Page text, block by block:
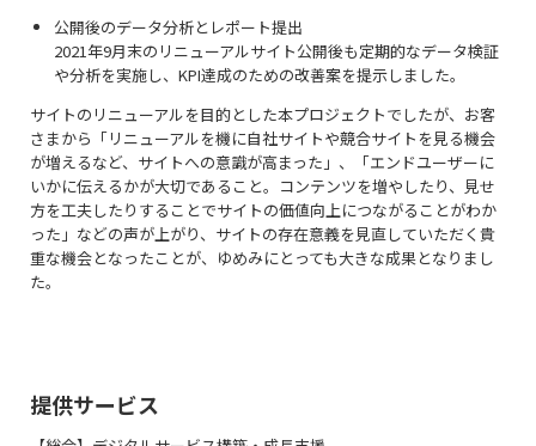
公開後のデータ分析とレポート提出
2021年9月末のリニューアルサイト公開後も定期的なデータ検証
や分析を実施し、KPI達成のための改善案を提⽰しました。
サイトのリニューアルを目的とした本プロジェクトでしたが、お客
さまから「リニューアルを機に⾃社サイトや競合サイトを見る機会
が増えるなど、サイトへの意識が高まった」、「エンドユーザーに
いかに伝えるかが大切であること。コンテンツを増やしたり、見せ
方を工夫したりすることでサイトの価値向上につながることがわか
った」などの声が上がり、サイトの存在意義を⾒直していただく貴
重な機会となったことが、ゆめみにとっても大きな成果となりまし
た。
提供サービス